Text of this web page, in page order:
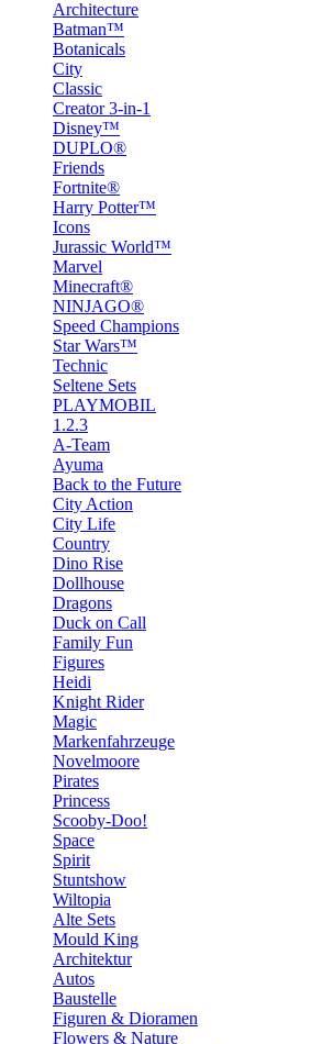
Architecture
Batman™
Botanicals
City
Classic
Creator 3-in-1
Disney™
DUPLO®
Friends
Fortnite®
Harry Potter™
Icons
Jurassic World™
Marvel
Minecraft®
NINJAGO®
Speed Champions
Star Wars™
Technic
Seltene Sets
PLAYMOBIL
1.2.3
A-Team
Ayuma
Back to the Future
City Action
City Life
Country
Dino Rise
Dollhouse
Dragons
Duck on Call
Family Fun
Figures
Heidi
Knight Rider
Magic
Markenfahrzeuge
Novelmoore
Pirates
Princess
Scooby-Doo!
Space
Spirit
Stuntshow
Wiltopia
Alte Sets
Mould King
Architektur
Autos
Baustelle
Figuren & Dioramen
Flowers & Nature